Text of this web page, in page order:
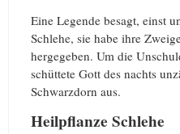
Eine Legende besagt, einst
Schlehe, sie habe ihre
hergegeben. Um die
schüttete Gott des nachts
Schwarzdorn aus.
Heilpflanze Schlehe